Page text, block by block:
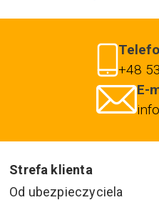
+48
E-
Strefa klienta
Od ubezpieczyciela